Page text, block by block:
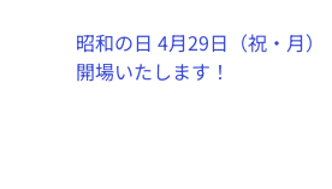
昭和の日 4月29日（祝・月）
開場いたします！